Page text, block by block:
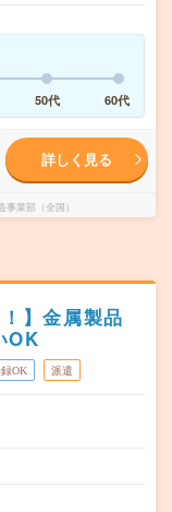
50代 60代
詳しく見る
業部（全国）
】金属製品
OK
OK 派遣